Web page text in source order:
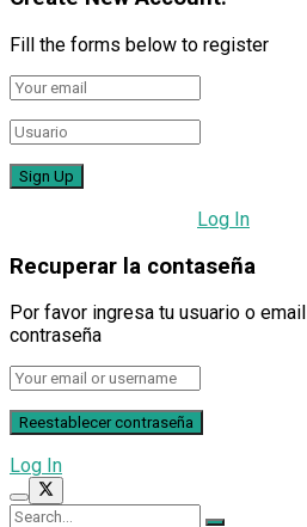
Fill the forms below to register
Log In
Recuperar la contaseña
Por favor ingresa tu usuario o
contraseña
Log In